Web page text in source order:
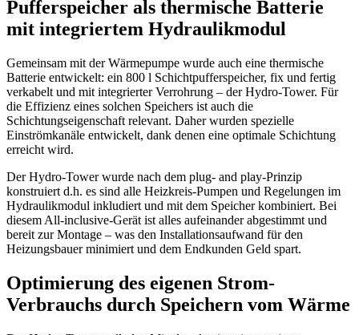
Pufferspeicher als thermische Batterie
mit integriertem Hydraulikmodul
Gemeinsam mit der Wärmepumpe wurde auch eine thermische
Batterie entwickelt: ein 800 l Schichtpufferspeicher, fix und fertig
verkabelt und mit integrierter Verrohrung – der Hydro-Tower. Für
die Effizienz eines solchen Speichers ist auch die
Schichtungseigenschaft relevant. Daher wurden spezielle
Einströmkanäle entwickelt, dank denen eine optimale Schichtung
erreicht wird.
Der Hydro-Tower wurde nach dem plug- and play-Prinzip
konstruiert d.h. es sind alle Heizkreis-Pumpen und Regelungen im
Hydraulikmodul inkludiert und mit dem Speicher kombiniert. Bei
diesem All-inclusive-Gerät ist alles aufeinander abgestimmt und
bereit zur Montage – was den Installationsaufwand für den
Heizungsbauer minimiert und dem Endkunden Geld spart.
Optimierung des eigenen Strom-
Verbrauchs durch Speichern vom Wärme